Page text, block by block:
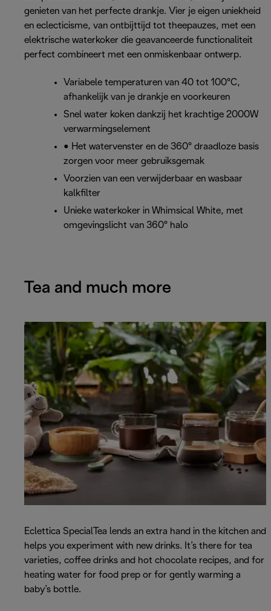
genieten van het perfecte drankje. Vier je eigen uniekheid
en eclecticisme, van ontbijttijd tot theepauzes, met een
elektrische waterkoker die geavanceerde functionaliteit
perfect combineert met een onmiskenbaar ontwerp.
Variabele temperaturen van 40 tot 100°C,
afhankelijk van je drankje en voorkeuren
Snel water koken dankzij het krachtige 2000W
verwarmingselement
• Het watervenster en de 360° draadloze basis
zorgen voor meer gebruiksgemak
Voorzien van een verwijderbaar en wasbaar
kalkfilter
Unieke waterkoker in Whimsical White, met
omgevingslicht van 360° halo
Tea and much more
Eclettica SpecialTea lends an extra hand in the kitchen and
helps you experiment with new drinks. It’s there for tea
varieties, coffee drinks and hot chocolate recipes, and for
heating water for food prep or for gently warming a
baby’s bottle.